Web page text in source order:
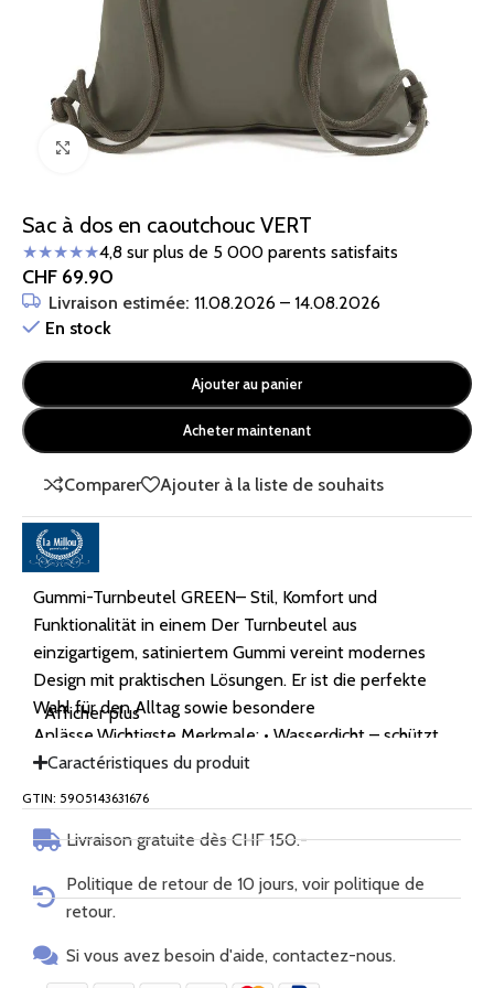
Cliquez pour agrandir
Sac à dos en caoutchouc VERT
★★★★★4,8 sur plus de 5 000 parents satisfaits
CHF 69.90
Livraison estimée: 11.08.2026 – 14.08.2026
En stock
Ajouter au panier
Acheter maintenant
Comparer Ajouter à la liste de souhaits
Gummi-Turnbeutel GREEN– Stil, Komfort und
Funktionalität in einem Der Turnbeutel aus
einzigartigem, satiniertem Gummi vereint modernes
Design mit praktischen Lösungen. Er ist die perfekte
Wahl für den Alltag sowie besondere
Anlässe.Wichtigste Merkmale: • Wasserdicht – schützt
den Inhalt vor Feuchtigkeit und Schmutz und ist für jede
Wetterlage geeignet. • Monochromes Design –
passt. • Drei Tragevarianten – kann als Rucksack
getragen, in der Hand gehalten oder am Kinderwagen
befestigt werden. Der Rucksack kann mit
die zusätzlich erhältich sind. • Durchdachte Organisation
– zwei Reissverschlusstaschen: eine innen und eine
Afficher plus
Caractéristiques du produit
GTIN: 5905143631676
Livraison gratuite dès CHF 150.-
Politique de retour de 10 jours, voir politique de
retour.
Si vous avez besoin d'aide, contactez-nous.